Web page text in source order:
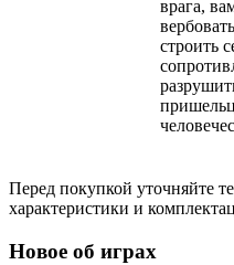
врага,
строить
Перед покупкой уточняйте
характеристики и
Новое об играх